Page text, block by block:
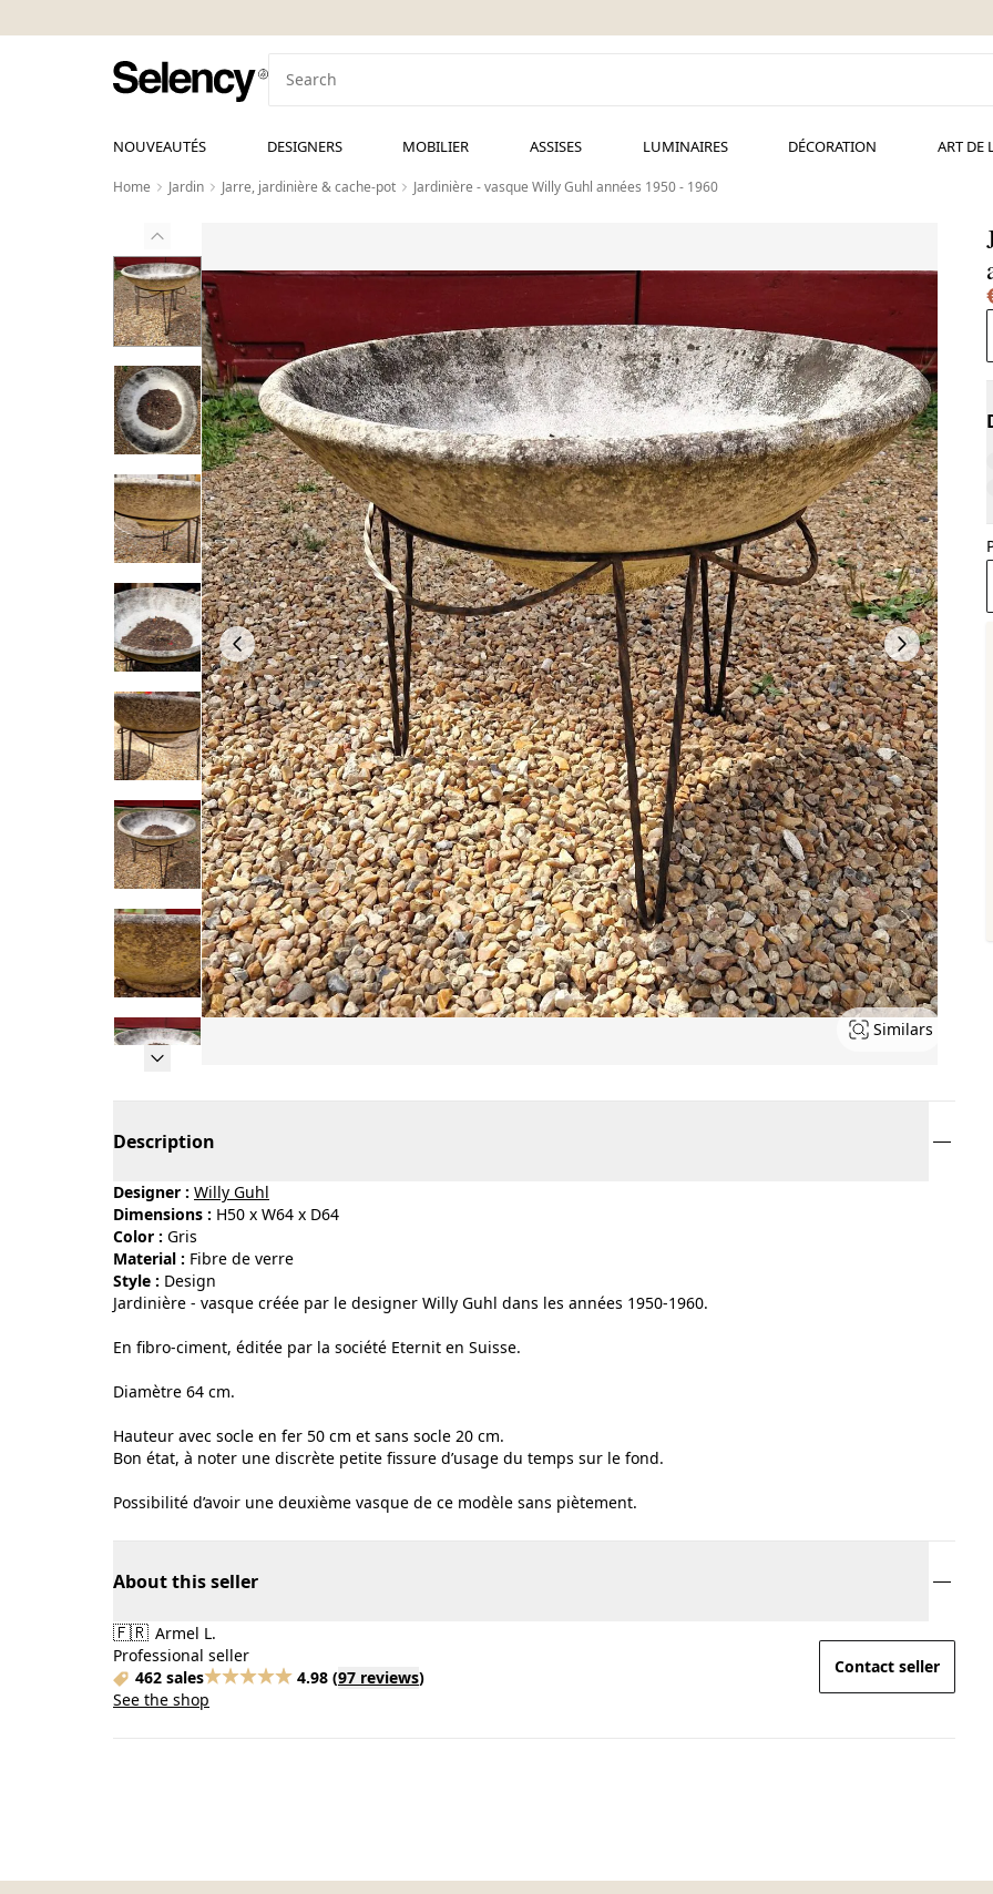
NOUVEAUTÉS DESIGNERS MOBILIER ASSISES LUMINAIRES DÉCORATION ART DE
Home Jardin Jarre, jardinière & cache-pot Jardinière - vasque Willy Guhl années 1950 - 1960
Similars
Description
Designer : Willy Guhl
Dimensions : H50 x W64 x D64
Color :
gris
Material :
fibre de verre
Style :
design
Jardinière - vasque créée par le designer Willy Guhl dans les années 1950-1960.
En fibro-ciment, éditée par la société Eternit en Suisse.
Diamètre 64 cm.
Hauteur avec socle en fer 50 cm et sans socle 20 cm.
Bon état, à noter une discrète petite fissure d’usage du temps sur le fond.
Possibilité d’avoir une deuxième vasque de ce modèle sans piètement.
About this seller
🇫🇷 Armel L.
Professional seller
462 sales
4.98 (97 reviews)
See the shop
Contact seller